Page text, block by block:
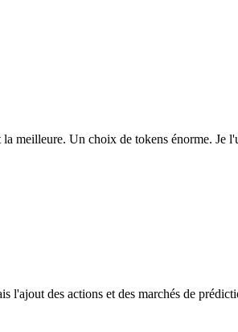
meilleure. Un choix de tokens énorme. Je
l'ajout des actions et des marchés de